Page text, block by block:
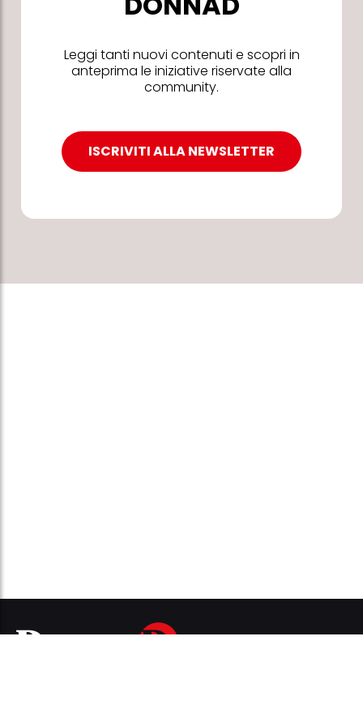
Leggi tanti nuovi contenuti e scopri in
anteprima le iniziative riservate alla
community.
ISCRIVITI ALLA NEWSLETTER